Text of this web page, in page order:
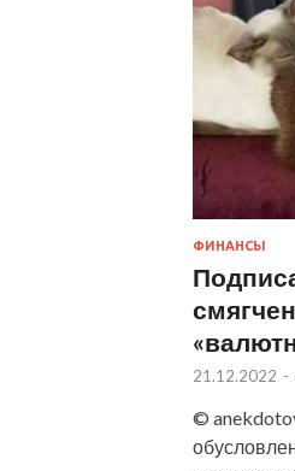
ФИНАНСЫ
21.12.2022 -
©